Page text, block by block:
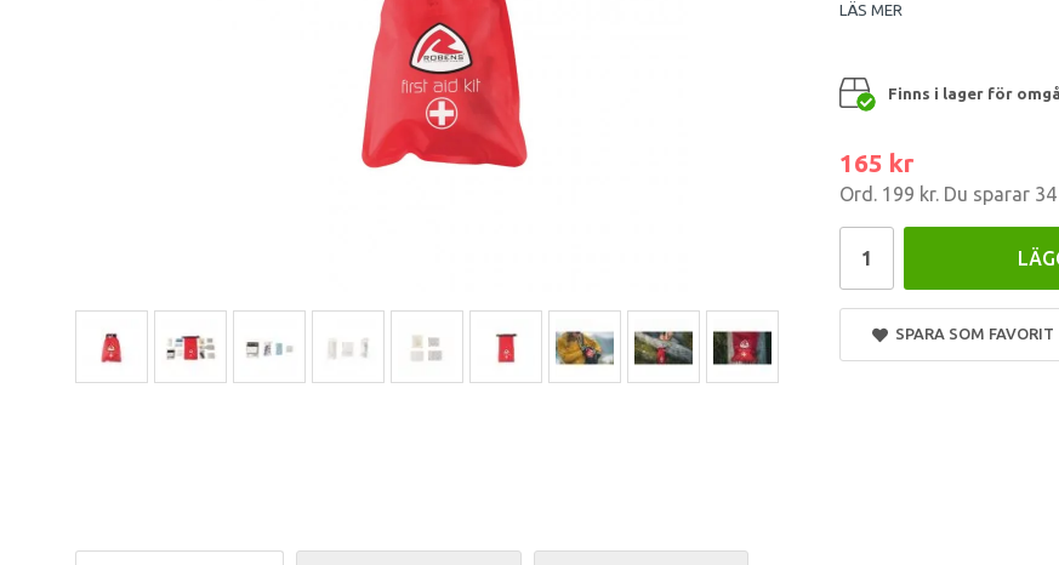
LÄS MER
Finns i lager för
165 kr
Ord. 199 kr. Du sparar
SPARA SOM FAVORIT